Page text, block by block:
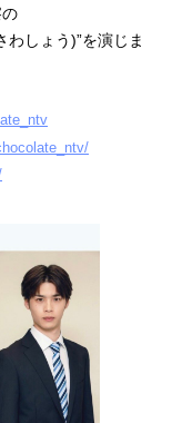
わしょう)”を演じま